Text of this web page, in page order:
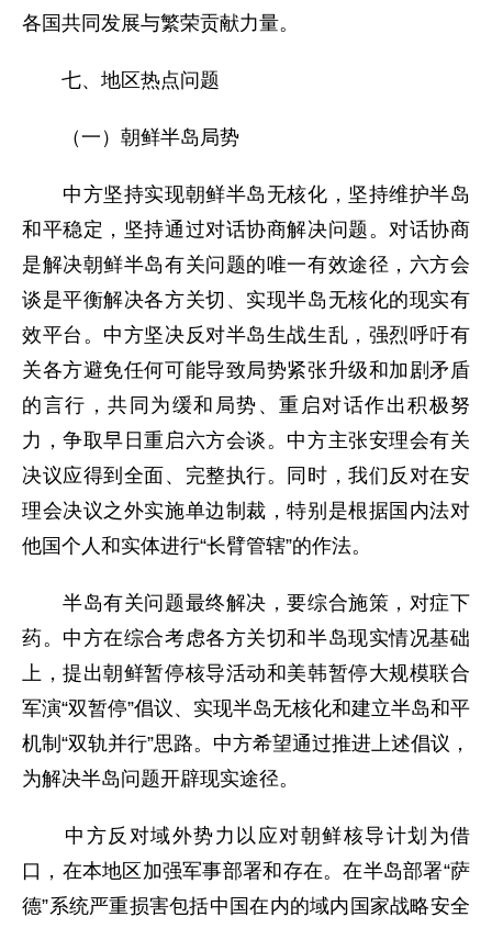
各国共同发展与繁荣贡献力量。
七、地区热点问题
（一）朝鲜半岛局势
中方坚持实现朝鲜半岛无核化，坚持维护半岛
和平稳定，坚持通过对话协商解决问题。对话协商
是解决朝鲜半岛有关问题的唯一有效途径，六方会
谈是平衡解决各方关切、实现半岛无核化的现实有
效平台。中方坚决反对半岛生战生乱，强烈呼吁有
关各方避免任何可能导致局势紧张升级和加剧矛盾
的言行，共同为缓和局势、重启对话作出积极努
力，争取早日重启六方会谈。中方主张安理会有关
决议应得到全面、完整执行。同时，我们反对在安
理会决议之外实施单边制裁，特别是根据国内法对
他国个人和实体进行“长臂管辖”的作法。
半岛有关问题最终解决，要综合施策，对症下
药。中方在综合考虑各方关切和半岛现实情况基础
上，提出朝鲜暂停核导活动和美韩暂停大规模联合
军演“双暂停”倡议、实现半岛无核化和建立半岛和平
机制“双轨并行”思路。中方希望通过推进上述倡议，
为解决半岛问题开辟现实途径。
中方反对域外势力以应对朝鲜核导计划为借
口，在本地区加强军事部署和存在。在半岛部署“萨
德”系统严重损害包括中国在内的域内国家战略安全